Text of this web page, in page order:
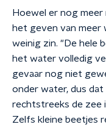
Hoewel er nog
het geven van meer
weinig zin. "De hele
het water volledig
gevaar nog niet
onder water, dus
rechtstreeks de zee
Zelfs kleine beetjes